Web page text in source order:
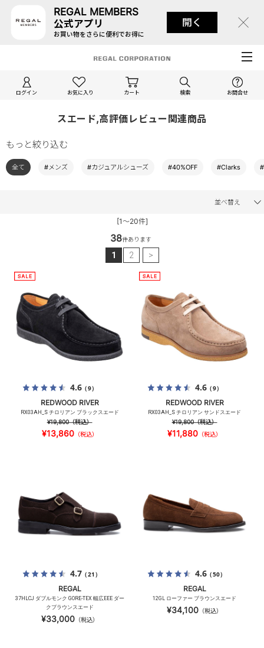
REGAL MEMBERS
公式アプリ
お買い物をさらに便利でお得に
開く
ログイン お気に入り カート 検索 お問合せ
スエード,高評価レビュー関連商品
もっと絞り込む
全て #メンズ #カジュアルシューズ #40%OFF #Clarks
並べ替え
[1～20件]
38件あります
1 2 >
4.6（9）
REDWOOD RIVER
RX03AH_S チロリアン ブラックスエード
¥19,800（税込）
¥13,860（税込）
4.6（9）
REDWOOD RIVER
RX03AH_S チロリアン サンドスエード
¥19,800（税込）
¥11,880 （税込）
4.7（21）
REGAL
37HLCJ ダブルモンク GORE-TEX 幅広EEE ダー
クブラウンスエード
¥33,000（税込）
4.6（50）
REGAL
12GL ローファー ブラウンスエード
¥34,100 （税込）